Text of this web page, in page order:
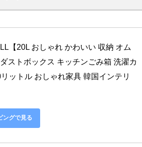
【20L おしゃれ かわいい 収納 オム
ストボックス キッチンごみ箱 洗濯カ
ットル おしゃれ家具 韓国インテリ
ングで見る